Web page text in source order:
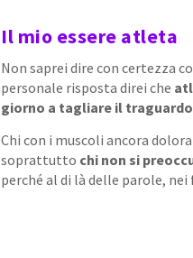
Il mio essere atleta
Non saprei dire con certezza
personale risposta direi che
giorno a tagliare il
Chi con i muscoli ancora
soprattutto chi non si
perché al di là delle parole,